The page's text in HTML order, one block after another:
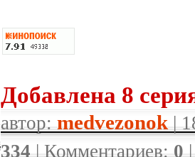
Добавленa 8
автор: medvezonok |
334| Комментариев:0